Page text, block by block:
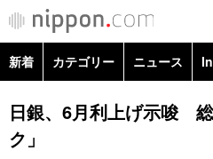
新着 カテゴリー ニュース
政治・外交
経済・ビジネス
日銀、6月利上げ示唆
ク」